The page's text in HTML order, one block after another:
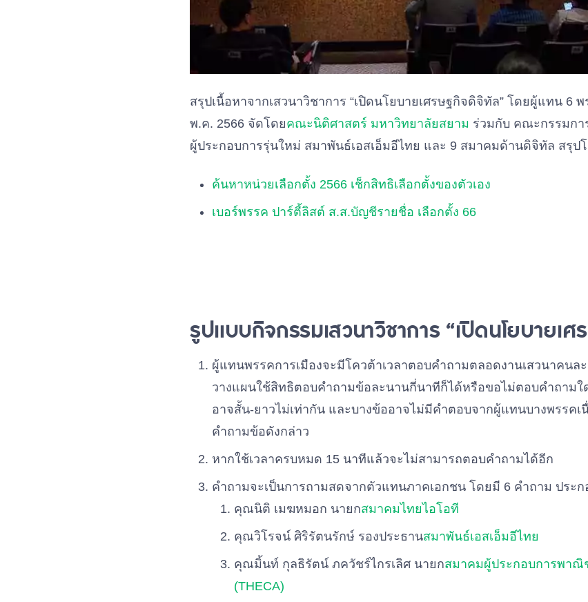
สรุปเนื้อหาจากเสวนาวิชาการ “เปิดนโยบายเศรษฐกิจดิจิทัล” โดยผู้แทน 6
พ.ค. 2566 จัดโดยคณะนิติศาสตร์ มหาวิทยาลัยสยาม ร่วมกับ คณะกรรมกา
ผู้ประกอบการรุ่นใหม่ สมาพันธ์เอสเอ็มอีไทย และ 9 สมาคมด้านดิจิทัล สรุป
ค้นหาหน่วยเลือกตั้ง 2566 เช็กสิทธิเลือกตั้งของตัวเอง
เบอร์พรรค ปาร์ตี้ลิสต์ ส.ส.บัญชีรายชื่อ เลือกตั้ง 66
รูปแบบกิจกรรมเสวนาวิชาการ “เปิดนโยบายเ
ผู้แทนพรรคการเมืองจะมีโควต้าเวลาตอบคำถามตลอดงานเสวนาคนล
วางแผนใช้สิทธิตอบคำถามข้อละนานกี่นาทีก็ได้หรือขอไม่ตอบคำถาม
อาจสั้น-ยาวไม่เท่ากัน และบางข้ออาจไม่มีคำตอบจากผู้แทนบางพรรคเ
คำถามข้อดังกล่าว
หากใช้เวลาครบหมด 15 นาทีแล้วจะไม่สามารถตอบคำถามได้อีก
คำถามจะเป็นการถามสดจากตัวแทนภาคเอกชน โดยมี 6 คำถาม ประก
คุณนิติ เมฆหมอก นายกสมาคมไทยไอโอที
คุณวิโรจน์ ศิริรัตนรักษ์ รองประธานสมาพันธ์เอสเอ็มอีไทย
คุณมิ้นท์ กุลธิรัตน์ ภควัชร์ไกรเลิศ นายกสมาคมผู้ประกอบการพาณิ
(THECA)